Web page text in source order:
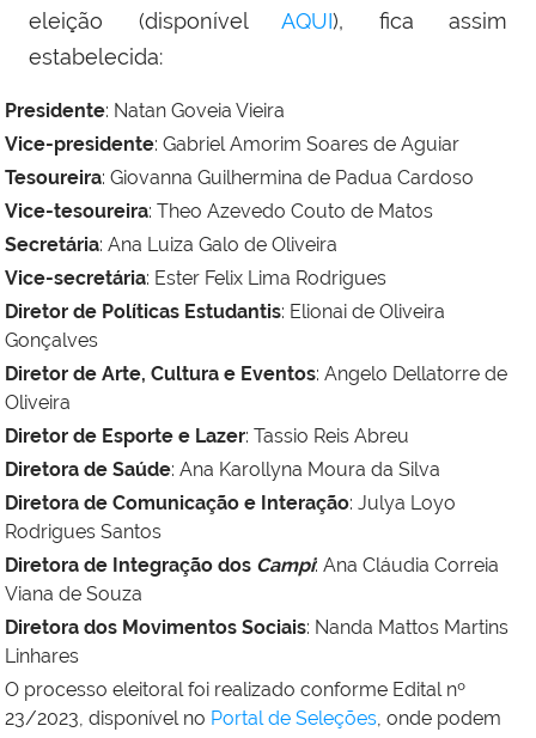
eleição (disponível AQUI), fica assim
estabelecida:
Presidente: Natan Goveia Vieira
Vice-presidente: Gabriel Amorim Soares de Aguiar
Tesoureira: Giovanna Guilhermina de Padua Cardoso
Vice-tesoureira: Theo Azevedo Couto de Matos
Secretária: Ana Luiza Galo de Oliveira
Vice-secretária: Ester Felix Lima Rodrigues
Diretor de Políticas Estudantis: Elionai de Oliveira
Gonçalves
Diretor de Arte, Cultura e Eventos: Angelo Dellatorre de
Oliveira
Diretor de Esporte e Lazer: Tassio Reis Abreu
Diretora de Saúde: Ana Karollyna Moura da Silva
Diretora de Comunicação e Interação: Julya Loyo
Rodrigues Santos
Diretora de Integração dos Campi: Ana Cláudia Correia
Viana de Souza
Diretora dos Movimentos Sociais: Nanda Mattos Martins
Linhares
O processo eleitoral foi realizado conforme Edital nº
23/2023, disponível no Portal de Seleções, onde podem